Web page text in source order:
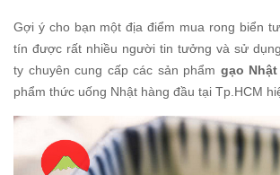
Gợi ý cho bạn một địa điểm mua rong biển
tín được rất nhiều người tin tưởng và sử
ty chuyên cung cấp các sản phẩm gạo
phẩm thức uống Nhật hàng đầu tại Tp.HCM